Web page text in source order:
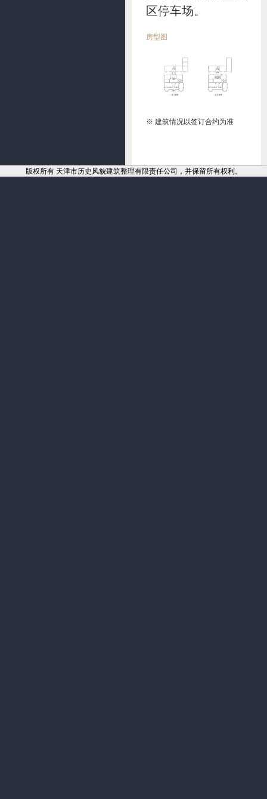
区停车场。
房型图
※ 建筑情况以签订合约为准
版权所有 天津市历史风貌建筑整理有限责任公司，并保留所有权利。